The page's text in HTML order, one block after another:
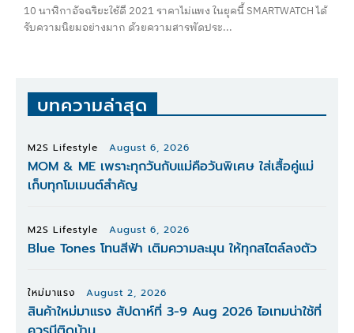
10 นาฬิกาอัจฉริยะใช้ดี 2021 ราคาไม่แพง ในยุคนี้ SMARTWATCH ได้
รับความนิยมอย่างมาก ด้วยความสารพัดประ...
บทความล่าสุด
M2S Lifestyle August 6, 2026
MOM & ME เพราะทุกวันกับแม่คือวันพิเศษ ใส่เสื้อคู่แม่
เก็บทุกโมเมนต์สำคัญ
M2S Lifestyle August 6, 2026
Blue Tones โทนสีฟ้า เติมความละมุน ให้ทุกสไตล์ลงตัว
ใหม่มาแรง August 2, 2026
สินค้าใหม่มาแรง สัปดาห์ที่ 3-9 Aug 2026 ไอเทมน่าใช้ที่